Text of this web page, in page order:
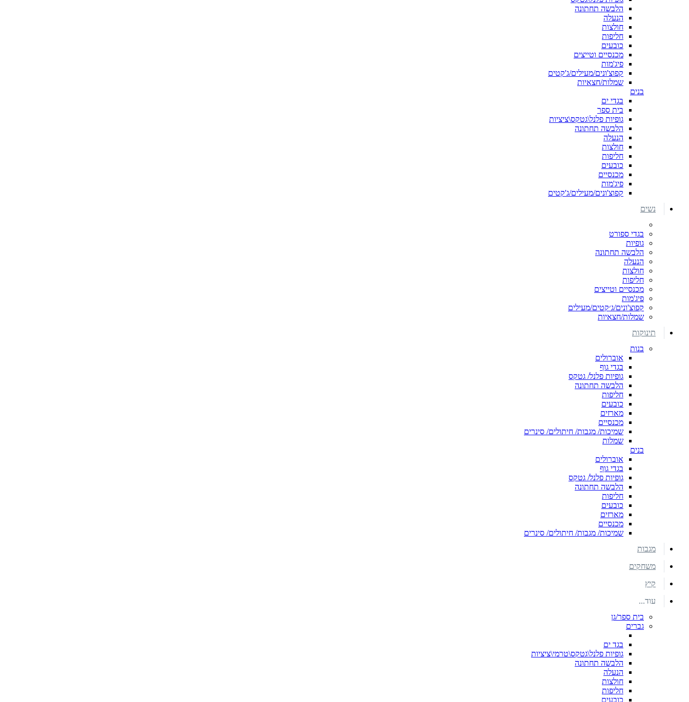
הלבשה תחתונה
הנעלה
חולצות
חליפות
כובעים
מכנסיים וטייצים
פיג'מות
קפוצ'ונים/מעילים/ג'קטים
שמלות/חצאיות
בנים
בגדי ים
בית ספר
גופיות פלנל\גטקס\ציציות
הלבשה תחתונה
הנעלה
חולצות
חליפות
כובעים
מכנסיים
פיג'מות
קפוצ'ונים/מעילים/ג'קטים
נשים
בגדי ספורט
גופיות
הלבשה תחתונה
הנעלה
חולצות
חליפות
מכנסיים וטייצים
פיג'מות
קפוצ'ונים/ג׳קטים/מעילים
שמלות/חצאיות
תינוקות
בנות
אוברולים
בגדי גוף
גופיות פלנל/ גטקס
הלבשה תחתונה
חליפות
כובעים
מארזים
מכנסיים
שמיכות/ מגבות/ חיתולים/ סינרים
שמלות
בנים
אוברולים
בגדי גוף
גופיות פלנל/ גטקס
הלבשה תחתונה
חליפות
כובעים
מארזים
מכנסיים
שמיכות/ מגבות/ חיתולים/ סינרים
מגבות
משחקים
קיץ
עוד...
בית ספר/גן
גברים
בגד ים
גופיות פלנל\גטקס\טרמי\ציציות
הלבשה תחתונה
הנעלה
חולצות
חליפות
כובעים